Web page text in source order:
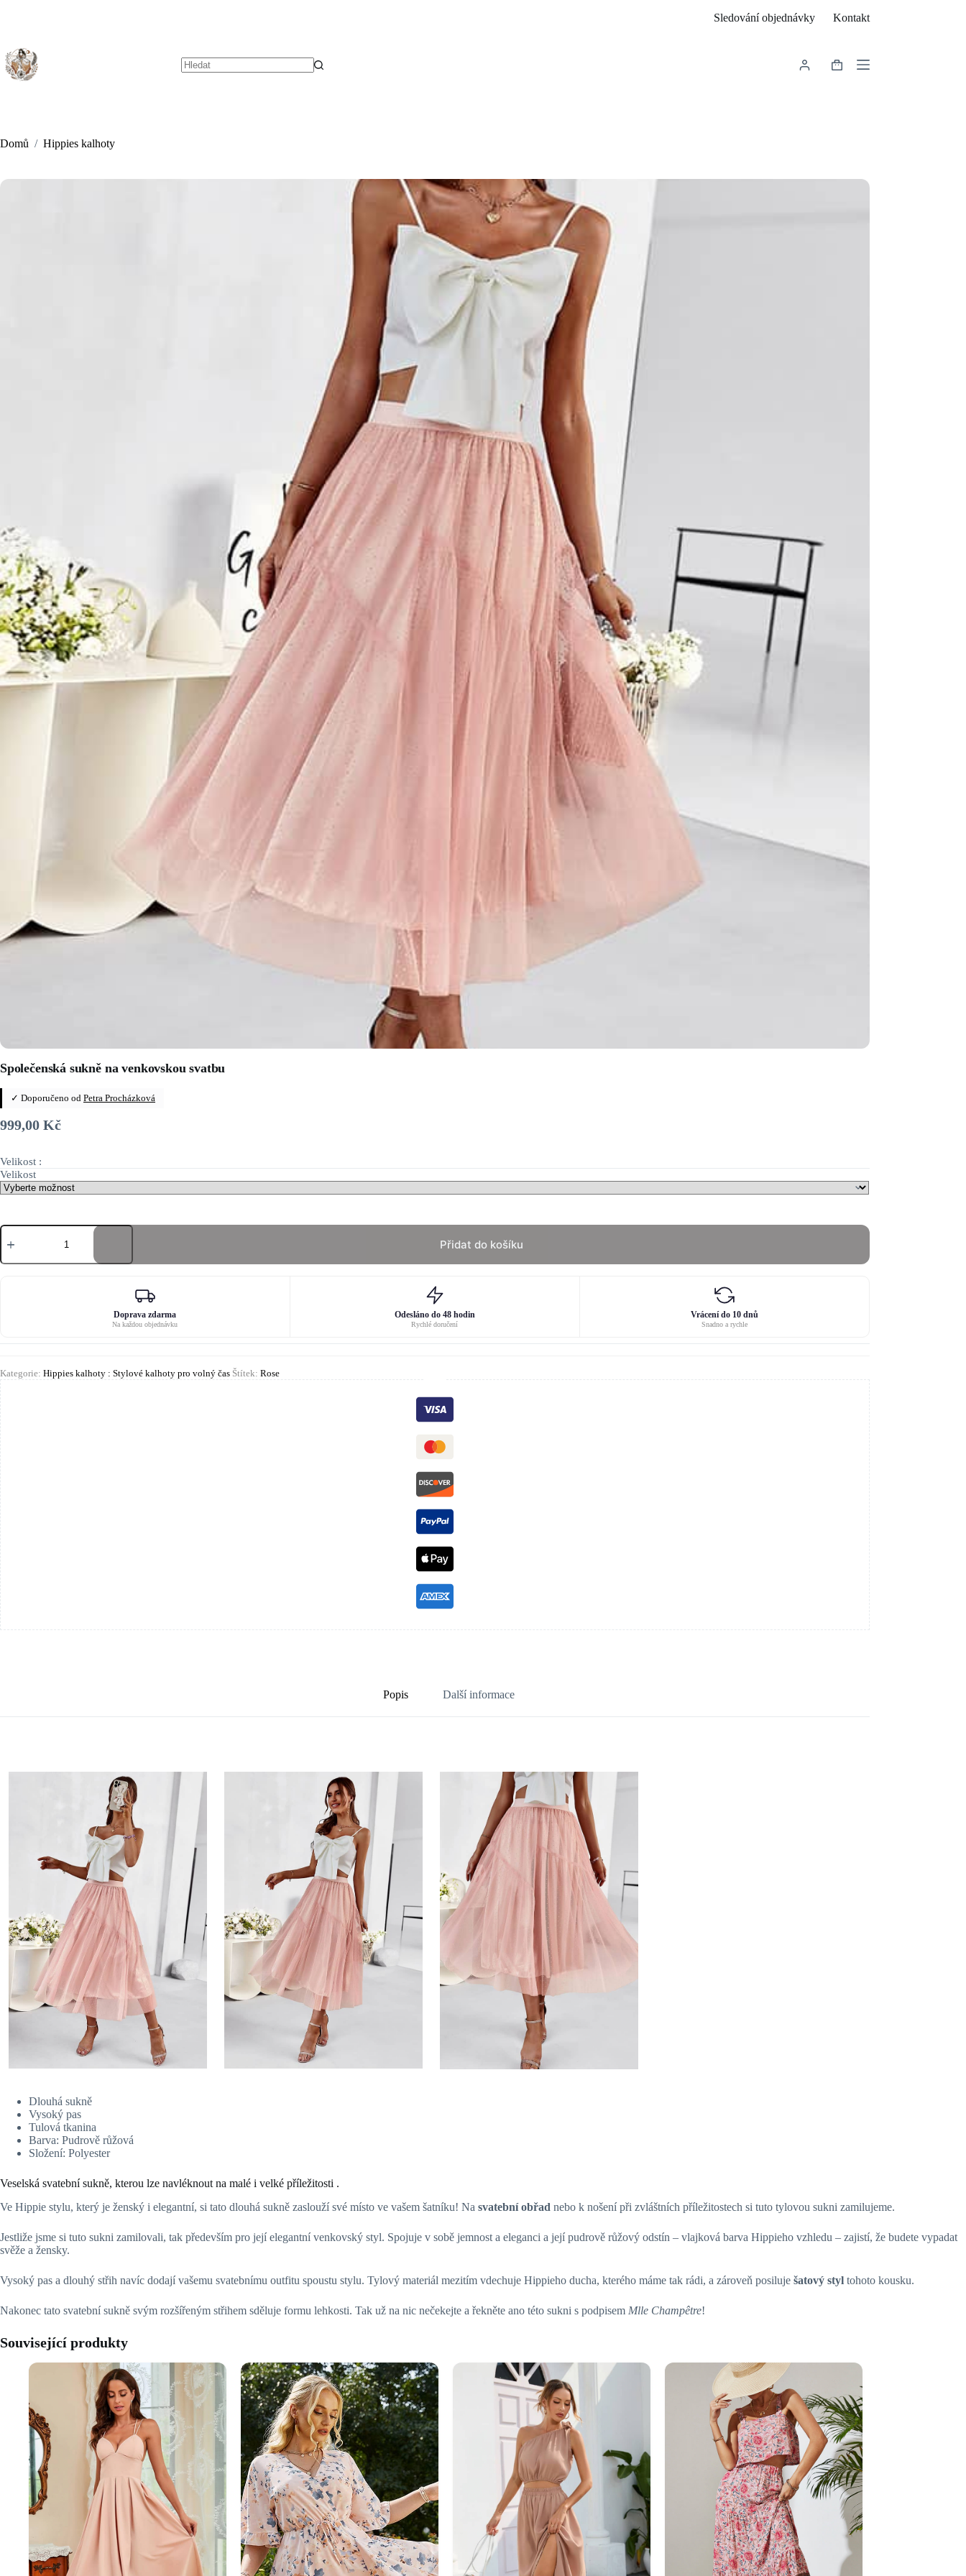
Sledování objednávky Kontakt
Shopping
Domů / Hippies kalhoty
Společenská sukně na venkovskou svatbu
✓ Doporučeno od Petra Procházková
999,00 Kč
Velikost :
Velikost
Společenská
sukně
venkovskou
Přidat do košíku
Doprava zdarma
Na každou objednávku
Odesláno do 48 hodin
Rychlé doručení
Vrácení do 10 dnů
Snadno a rychle
Kategorie: Hippies kalhoty : Stylové kalhoty pro volný čas Štítek: Rose
Popis Další informace
Dlouhá sukně
Vysoký pas
Tulová tkanina
Barva: Pudrově růžová
Složení: Polyester
Veselská svatební sukně, kterou lze navléknout na malé i velké příležitosti .
Ve Hippie stylu, který je ženský i elegantní, si tato dlouhá sukně zaslouží své místo ve vašem šatníku! Na svatební obřad nebo k nošení při zvláštních příležitostech si tuto tylovou sukni zamilujeme.
Jestliže jsme si tuto sukni zamilovali, tak především pro její elegantní venkovský styl. Spojuje v sobě jemnost a eleganci a její pudrově růžový odstín – vlajková barva Hippieho vzhledu – zajistí, že budete vypadat
svěže a žensky.
Vysoký pas a dlouhý střih navíc dodají vašemu svatebnímu outfitu spoustu stylu. Tylový materiál mezitím vdechuje Hippieho ducha, kterého máme tak rádi, a zároveň posiluje šatový styl tohoto kousku.
Nakonec tato svatební sukně svým rozšířeným střihem sděluje formu lehkosti. Tak už na nic nečekejte a řekněte ano této sukni s podpisem Mlle Champêtre!
Související produkty